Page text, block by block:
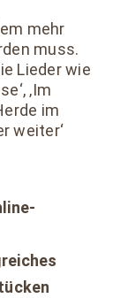
mehr
muss.
Lieder wie
‚Im
im
weiter‘